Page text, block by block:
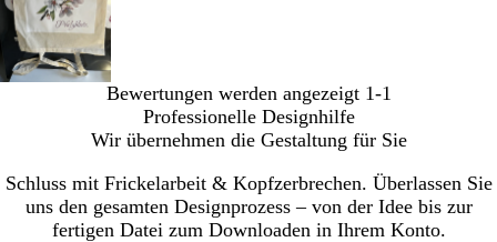
Bewertungen werden angezeigt 1-1
Professionelle Designhilfe
Wir übernehmen die Gestaltung für Sie
Schluss mit Frickelarbeit & Kopfzerbrechen. Überlassen Sie
uns den gesamten Designprozess – von der Idee bis zur
fertigen Datei zum Downloaden in Ihrem Konto.